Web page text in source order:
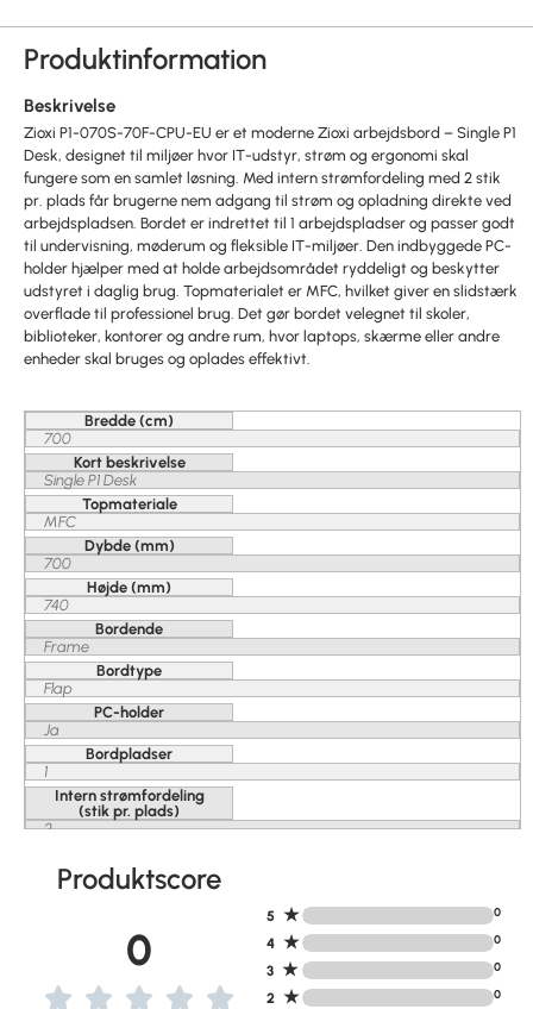
Produktinformation
Beskrivelse
Zioxi P1-070S-70F-CPU-EU er et moderne Zioxi arbejdsbord – Single P1
Desk, designet til miljøer hvor IT-udstyr, strøm og ergonomi skal
fungere som en samlet løsning. Med intern strømfordeling med 2 stik
pr. plads får brugerne nem adgang til strøm og opladning direkte ved
arbejdspladsen. Bordet er indrettet til 1 arbejdspladser og passer godt
til undervisning, møderum og fleksible IT-miljøer. Den indbyggede PC-
holder hjælper med at holde arbejdsområdet ryddeligt og beskytter
udstyret i daglig brug. Topmaterialet er MFC, hvilket giver en slidstærk
overflade til professionel brug. Det gør bordet velegnet til skoler,
biblioteker, kontorer og andre rum, hvor laptops, skærme eller andre
enheder skal bruges og oplades effektivt.
Bredde (cm)
700
Kort beskrivelse
Single P1 Desk
Topmateriale
MFC
Dybde (mm)
700
Højde (mm)
740
Bordende
Frame
Bordtype
Flap
PC-holder
Ja
Bordpladser
1
Intern strømfordeling
(stik pr. plads)
2
Produktscore
0
5 ★ 0
4 ★ 0
3 ★ 0
2 ★ 0